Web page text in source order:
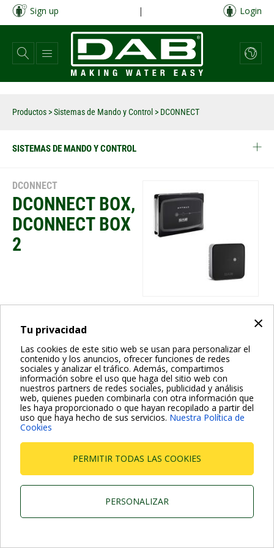
×
Tu privacidad
Las cookies de este sitio web se usan para personalizar el
contenido y los anuncios, ofrecer funciones de redes
sociales y analizar el tráfico. Además, compartimos
información sobre el uso que haga del sitio web con
nuestros partners de redes sociales, publicidad y análisis
web, quienes pueden combinarla con otra información que
les haya proporcionado o que hayan recopilado a partir del
uso que haya hecho de sus servicios. Nuestra Política de
Cookies
PERMITIR TODAS LAS COOKIES
PERSONALIZAR
Pasar
contenido
principal
Sign up | Login
Productos >Sistemas de Mando y Control > DCONNECT
SISTEMAS DE MANDO Y CONTROL
DCONNECT
DCONNECT BOX,
DCONNECT BOX
2
Dab Pumps Spa © Via Marco Polo, 14 Mestrino Padova -
Italy Tel. +39.049.5125000 Fax +39.049.5125950
P.I. 03675230282 - R.E.A. Padova N. 328200- Cap. Soc.
Euro €10.000.000 i.v.